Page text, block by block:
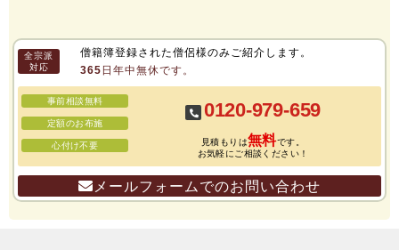
全宗派
対応
僧籍簿登録された僧侶様のみご紹介します。
365日年中無休です。
事前相談無料
定額のお布施
心付け不要
0120-979-659
見積もりは無料です。
お気軽にご相談ください！
メールフォームでのお問い合わせ